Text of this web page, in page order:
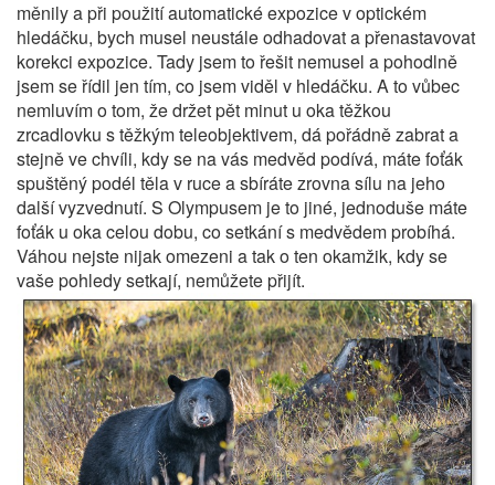
měnily a při použití automatické expozice v optickém
hledáčku, bych musel neustále odhadovat a přenastavovat
korekci expozice. Tady jsem to řešit nemusel a pohodlně
jsem se řídil jen tím, co jsem viděl v hledáčku. A to vůbec
nemluvím o tom, že držet pět minut u oka těžkou
zrcadlovku s těžkým teleobjektivem, dá pořádně zabrat a
stejně ve chvíli, kdy se na vás medvěd podívá, máte foťák
spuštěný podél těla v ruce a sbíráte zrovna sílu na jeho
další vyzvednutí. S Olympusem je to jiné, jednoduše máte
foťák u oka celou dobu, co setkání s medvědem probíhá.
Váhou nejste nijak omezeni a tak o ten okamžik, kdy se
vaše pohledy setkají, nemůžete přijít.